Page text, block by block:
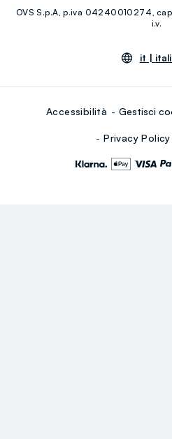
Youtube
OVS S.p.A, p.iva 04240010274,
i.v.
it |
Accessibilità Gestisci
Privacy Policy